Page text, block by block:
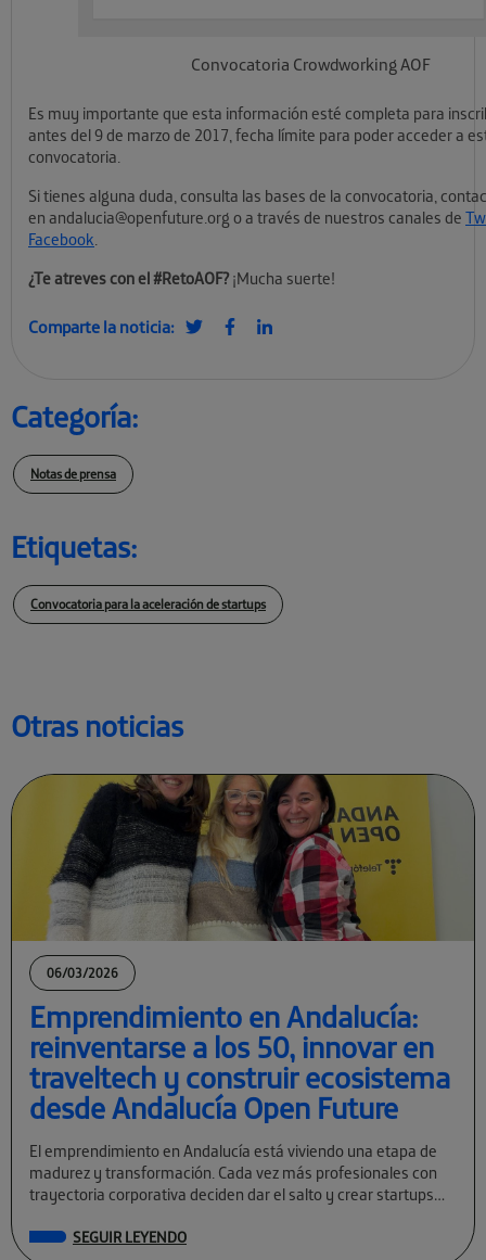
Otras noticias
06/03/2026
Emprendimiento en Andalucía:
reinventarse a los 50, innovar en
traveltech y construir ecosistema
desde Andalucía Open Future
El emprendimiento en Andalucía está viviendo una etapa de
madurez y transformación. Cada vez más profesionales con
trayectoria corporativa deciden dar el salto y crear startups
SEGUIR LEYENDO
Convocatoria Crowdworking AOF
Es muy importante que esta información esté completa para
antes del 9 de marzo de 2017, fecha límite para poder acceder a
convocatoria.
Si tienes alguna duda, consulta las bases de la convocatoria,
en andalucia@openfuture.org o a través de nuestros canales de
Facebook
¿Te atreves con el #RetoAOF? ¡Mucha suerte!
Comparte la noticia:
Categoría:
Notas de prensa
Etiquetas:
Convocatoria para la aceleración de startups